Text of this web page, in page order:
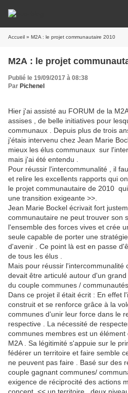
Accueil » M2A : le projet communautaire 2010
M2A : le projet
Publié le 19/09/2017 à 08:38
Par Pichenel
Hier j'ai assisté au FORUM de la
assises , de belle initiatives pour
communaux . Depuis plus de trois
j'étais intervenu chez Jean Marie
mieux les élus communaux sur
mais j'ai été entendu .
Pour réussir l'intercommunalité , il
et relire les excellents rapports qui
le projet communautaire de 2010
une transition exigeante >>.
Jean Marie Bockel écrivait fort
communautaire ne peut trouver son
l'ensemble des forces vives et crée
seule capable de porter une
d'avenir . Ce point là est en passe
de tous les élus .
Mais pour réussir l'intercommunalité
devait être articulé autour d'un
du couple communes / communautés
Dans ce projet il était écrit : En effet
construit et se renforce grâce à la
communes d'unir leur force dans le
respective . La nécessité de
communes membres est un
M2A . Sa légitimité s'appuie sur le
fédérer un territoire et faire semble
ne peuvent pas faire . Basé sur des
couple gagnant communes/
exigence de réciprocité des actions